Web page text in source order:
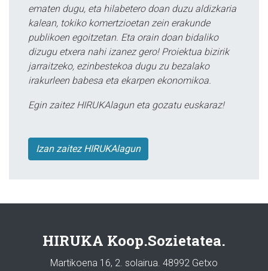
ematen dugu, eta hilabetero doan duzu aldizkaria
kalean, tokiko komertzioetan zein erakunde
publikoen egoitzetan. Eta orain doan bidaliko
dizugu etxera nahi izanez gero! Proiektua bizirik
jarraitzeko, ezinbestekoa dugu zu bezalako
irakurleen babesa eta ekarpen ekonomikoa.
Egin zaitez HIRUKAlagun eta gozatu euskaraz!
Izan zaitez HIRUKAlagun
HIRUKA Koop.Sozietatea.
Martikoena 16, 2. solairua. 48992 Getxo